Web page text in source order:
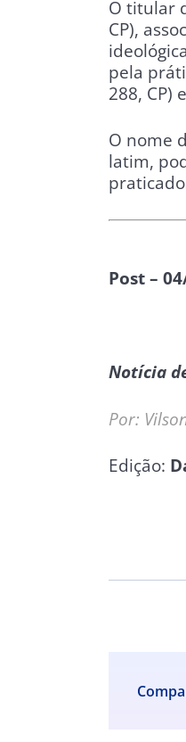
O titular
CP),
pela
288, CP)
O nome
latim,
Post –
Notícia
Por:
Edição: